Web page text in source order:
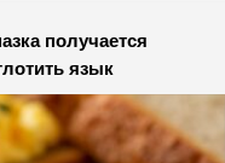
получается
язык